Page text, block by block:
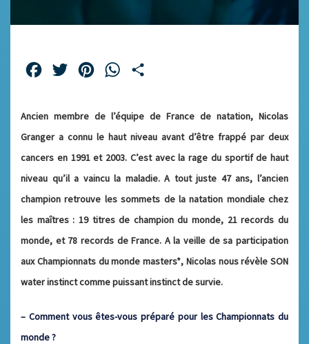
FacebookTwitterPinterestWhatsApp
Ancien membre de l’équipe de France de natation, Nicolas
Granger a connu le haut niveau avant d’être frappé par deux
cancers en 1991 et 2003. C’est avec la rage du sportif de haut
niveau qu’il a vaincu la maladie. A tout juste 47 ans, l’ancien
champion retrouve les sommets de la natation mondiale chez
les maîtres : 19 titres de champion du monde, 21 records du
monde, et 78 records de France. A la veille de sa participation
aux Championnats du monde masters*, Nicolas nous révèle SON
water instinct comme puissant instinct de survie.
– Comment vous êtes-vous préparé pour les Championnats du
monde ?